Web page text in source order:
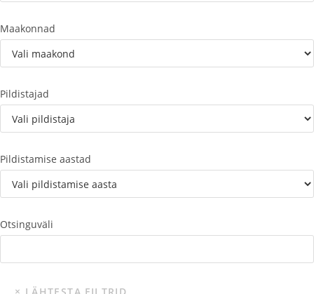
Maakonnad
Pildistajad
Pildistamise aastad
Otsinguväli